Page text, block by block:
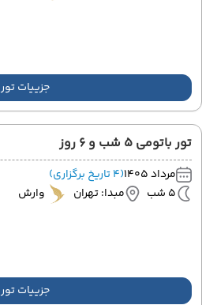
جزییات تور
تور باتومی 5 شب و 6 روز
مرداد 1405
(4 تاریخ برگزاری)
5 شب
مبدا: تهران وارش
جزییات تور